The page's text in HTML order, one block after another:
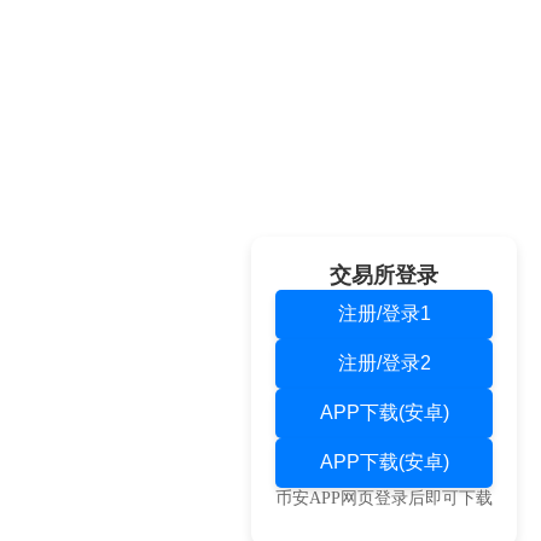
交易所登录
注册/登录1
注册/登录2
APP下载(安卓)
APP下载(安卓)
币安APP网页登录后即可下载